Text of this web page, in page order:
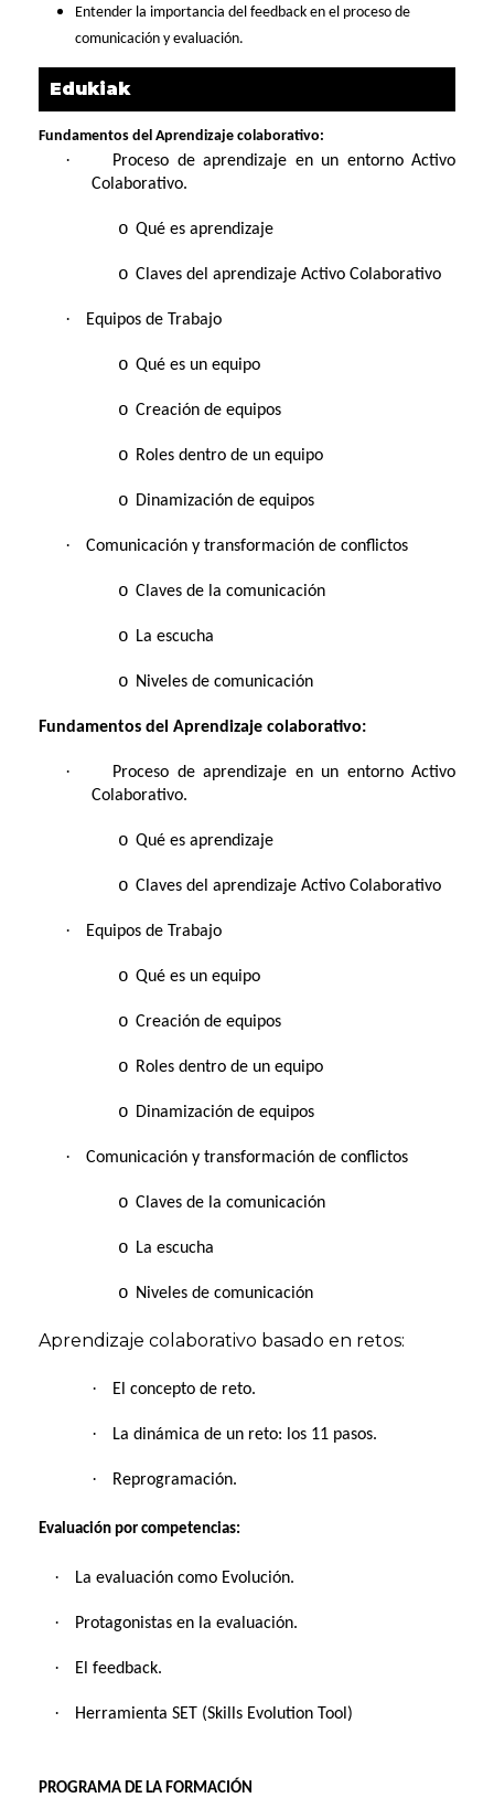
Entender la importancia del feedback en el proceso de
comunicación y evaluación.
Edukiak
Fundamentos del Aprendizaje colaborativo:
·
Proceso de aprendizaje en un entorno Activo
Colaborativo.
o Qué es aprendizaje
o Claves del aprendizaje Activo Colaborativo
· Equipos de Trabajo
o Qué es un equipo
o Creación de equipos
o Roles dentro de un equipo
o Dinamización de equipos
· Comunicación y transformación de conflictos
o Claves de la comunicación
o La escucha
o Niveles de comunicación
Fundamentos del Aprendizaje colaborativo:
·
Proceso de aprendizaje en un entorno Activo
Colaborativo.
o Qué es aprendizaje
o Claves del aprendizaje Activo Colaborativo
· Equipos de Trabajo
o Qué es un equipo
o Creación de equipos
o Roles dentro de un equipo
o Dinamización de equipos
· Comunicación y transformación de conflictos
o Claves de la comunicación
o La escucha
o Niveles de comunicación
Aprendizaje colaborativo basado en retos:
· El concepto de reto.
· La dinámica de un reto: los 11 pasos.
· Reprogramación.
Evaluación por competencias:
· La evaluación como Evolución.
· Protagonistas en la evaluación.
· El feedback.
· Herramienta SET (Skills Evolution Tool)
PROGRAMA DE LA FORMACIÓN